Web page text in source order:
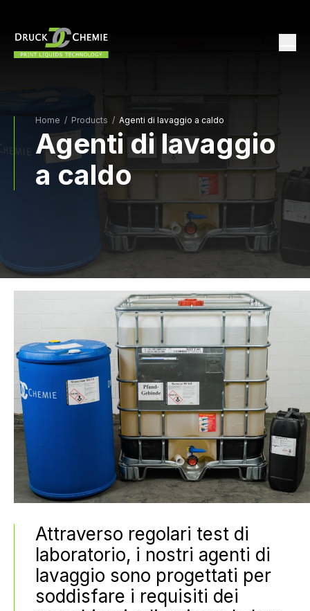
Home / Products / Agenti di lavaggio a caldo
Agenti di lavaggio
a caldo
Attraverso regolari test di
laboratorio, i nostri agenti di
lavaggio sono progettati per
soddisfare i requisiti dei